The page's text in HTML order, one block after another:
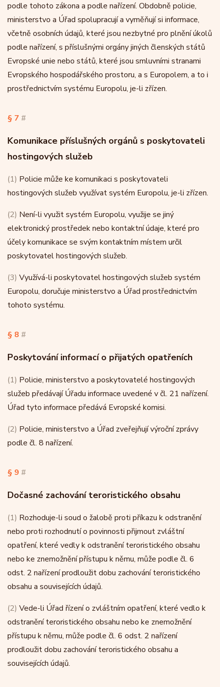
podle tohoto zákona a podle nařízení. Obdobně policie,
ministerstvo a Úřad spolupracují a vyměňují si informace,
včetně osobních údajů, které jsou nezbytné pro plnění úkolů
podle nařízení, s příslušnými orgány jiných členských států
Evropské unie nebo států, které jsou smluvními stranami
Evropského hospodářského prostoru, a s Europolem, a to i
prostřednictvím systému Europolu, je-li zřízen.
§ 7 #
Komunikace příslušných orgánů s poskytovateli
hostingových služeb
(1) Policie může ke komunikaci s poskytovateli
hostingových služeb využívat systém Europolu, je-li zřízen.
(2) Není-li využit systém Europolu, využije se jiný
elektronický prostředek nebo kontaktní údaje, které pro
účely komunikace se svým kontaktním místem určil
poskytovatel hostingových služeb.
(3) Využívá-li poskytovatel hostingových služeb systém
Europolu, doručuje ministerstvo a Úřad prostřednictvím
tohoto systému.
§ 8 #
Poskytování informací o přijatých opatřeních
(1) Policie, ministerstvo a poskytovatelé hostingových
služeb předávají Úřadu informace uvedené v čl. 21 nařízení.
Úřad tyto informace předává Evropské komisi.
(2) Policie, ministerstvo a Úřad zveřejňují výroční zprávy
podle čl. 8 nařízení.
§ 9 #
Dočasné zachování teroristického obsahu
(1) Rozhoduje-li soud o žalobě proti příkazu k odstranění
nebo proti rozhodnutí o povinnosti přijmout zvláštní
opatření, které vedly k odstranění teroristického obsahu
nebo ke znemožnění přístupu k němu, může podle čl. 6
odst. 2 nařízení prodloužit dobu zachování teroristického
obsahu a souvisejících údajů.
(2) Vede-li Úřad řízení o zvláštním opatření, které vedlo k
odstranění teroristického obsahu nebo ke znemožnění
přístupu k němu, může podle čl. 6 odst. 2 nařízení
prodloužit dobu zachování teroristického obsahu a
souvisejících údajů.